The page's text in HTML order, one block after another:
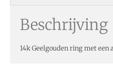
Beschrijving
14k Geelgouden ring met een